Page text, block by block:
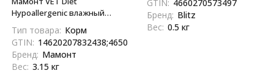
Hypoallergenic влажный
при пищевой аллергии, в
консервах - 525 г х 6 шт
Тип товара: Корм
GTIN: 14620207832438;4650094049414;4620207832431
Бренд: Мамонт
Вес: 3.15 кг
пищевой аллергии - 500 г
GTIN: 4660270573497
Бренд: Blitz
Вес: 0.5 кг